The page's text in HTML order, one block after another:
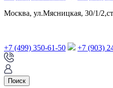
Москва, ул.Мясницкая, 30/1/
+7 (499) 350-61-50 +7 (903)
Поиск